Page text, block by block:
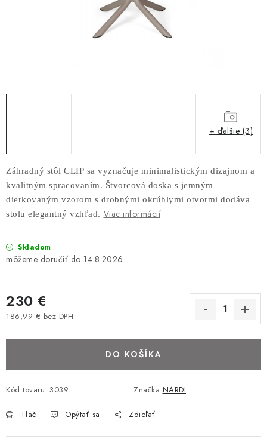
INTERIÉROVÉ DVERE
SAMOSTATNE STOJACE LAMELOVÉ STENY
NAJPREDÁVANEJŠIE PRODUKTY
ZÁVESNÉ HOJDACIE KRESLÁ
ZÁHRADNÝ NÁBYTOK
STOLIČKY
STOLY
MATRACE DORMISAN
VANKÚŠE
POHOVKY A KRESLÁ
Záhradný stôl CLIP sa vyznačuje minimalistickým dizajnom a
kvalitným spracovaním. Štvorcová doska s jemným
dierkovaným vzorom s drobnými okrúhlymi otvormi dodáva
stolu elegantný vzhľad. Viac informácií
Skladom
14.8.2026
230 €
186,99 € bez DPH
DO KOŠÍKA
Kód tovaru: 3039 Značka:NARDI
Tlač Opýtať sa Zdieľať
+ ďalšie (3)